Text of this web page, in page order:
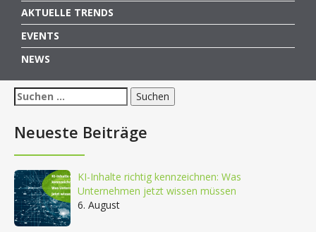
AKTUELLE TRENDS
EVENTS
NEWS
Suchen
nach:
Neueste Beiträge
KI-Inhalte richtig kennzeichnen: Was
Unternehmen jetzt wissen müssen
6. August